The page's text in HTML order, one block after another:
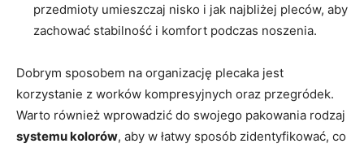
przedmioty umieszczaj nisko i jak najbliżej pleców, aby
zachować stabilność ‌i ​komfort podczas noszenia.
Dobrym sposobem na⁣ organizację plecaka jest
korzystanie z worków kompresyjnych oraz przegródek.
Warto również wprowadzić do swojego pakowania rodzaj
systemu kolorów, aby w łatwy sposób zidentyfikować, co